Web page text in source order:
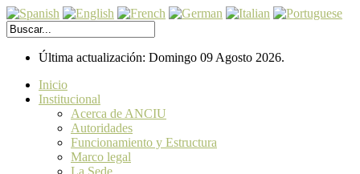
Última actualización: Domingo 09 Agosto 2026.
Inicio
Institucional
Acerca de ANCIU
Autoridades
Funcionamiento y Estructura
Marco legal
La Sede